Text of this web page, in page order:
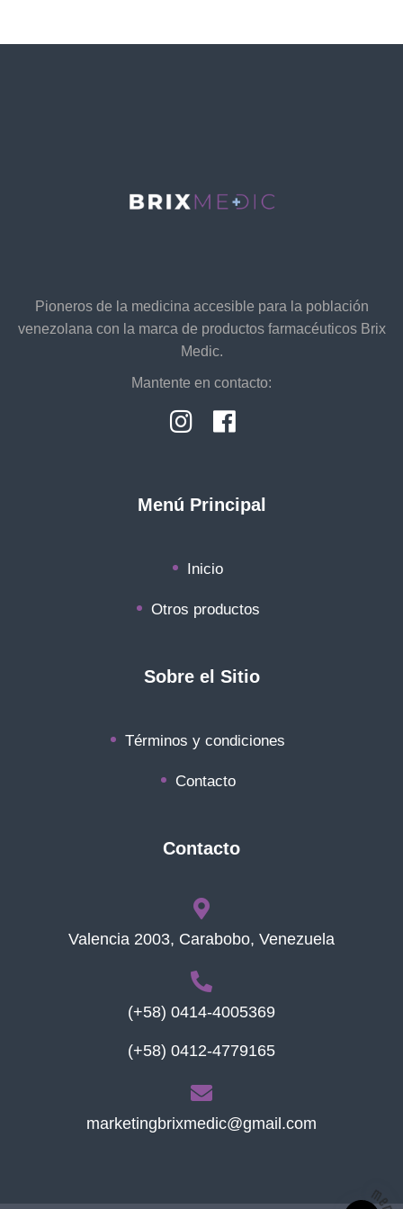
Pioneros de la medicina accesible para la población
venezolana con la marca de productos farmacéuticos Brix
Medic.
Mantente en contacto:
Menú Principal
Inicio
Otros productos
Sobre el Sitio
Términos y condiciones
Contacto
Contacto
Valencia 2003, Carabobo, Venezuela
(+58) 0414-4005369
(+58) 0412-4779165
marketingbrixmedic@gmail.com